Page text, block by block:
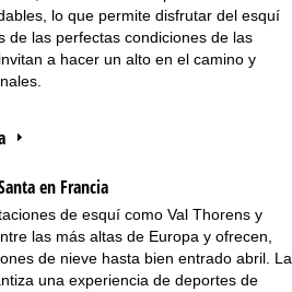
lo que permite disfrutar del esquí
de las perfectas condiciones de las
a hacer un alto en el camino y
en Francia
de esquí como Val Thorens y
las más altas de Europa y ofrecen,
de nieve hasta bien entrado abril. La
una experiencia de deportes de